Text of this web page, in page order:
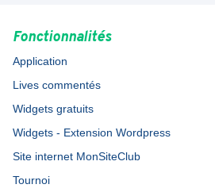
Fonctionnalités
Application
Lives commentés
Widgets gratuits
Widgets - Extension Wordpress
Site internet MonSiteClub
Tournoi